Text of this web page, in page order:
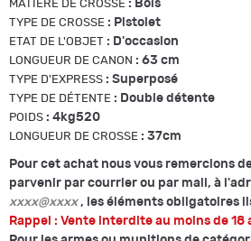
MATIÈRE DE CROSSE : Bois
TYPE DE CROSSE : Pistolet
ETAT DE L'OBJET : D'occasion
LONGUEUR DE CANON : 63 cm
TYPE D'EXPRESS : Superposé
TYPE DE DÉTENTE : Double détente
POIDS : 4kg520
LONGUEUR DE CROSSE : 37cm
Pour cet achat nous vous remercions
parvenir par courrier ou par mail, à
xxxx@xxxx, les éléments obligatoires
Rappel : Vente interdite au moins de 18